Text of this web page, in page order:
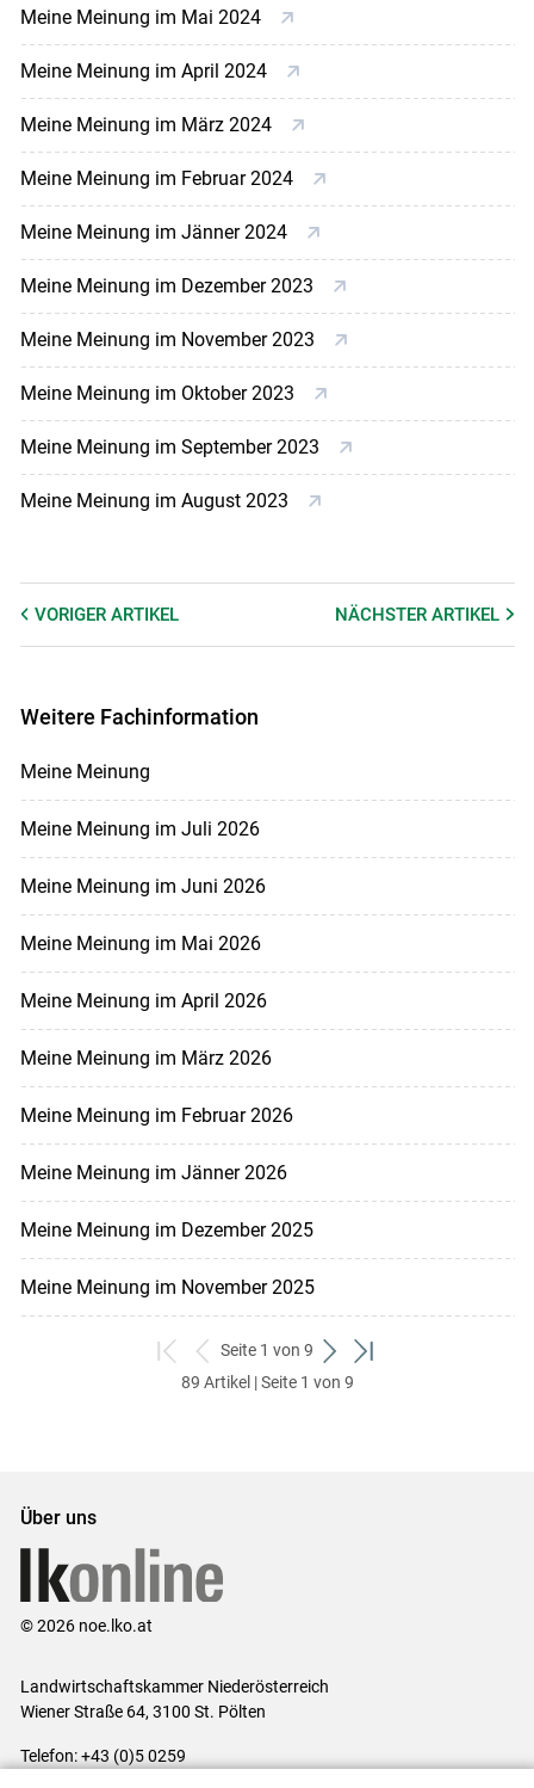
Meine Meinung im Mai 2024
Meine Meinung im April 2024
Meine Meinung im März 2024
Meine Meinung im Februar 2024
Meine Meinung im Jänner 2024
Meine Meinung im Dezember 2023
Meine Meinung im November 2023
Meine Meinung im Oktober 2023
Meine Meinung im September 2023
Meine Meinung im August 2023
VORIGER ARTIKEL NÄCHSTERARTIKEL
Weitere Fachinformation
Meine Meinung
Meine Meinung im Juli 2026
Meine Meinung im Juni 2026
Meine Meinung im Mai 2026
Meine Meinung im April 2026
Meine Meinung im März 2026
Meine Meinung im Februar 2026
Meine Meinung im Jänner 2026
Meine Meinung im Dezember 2025
Meine Meinung im November 2025
zum
ersten
zurück
zum
Seite 1 von 9
weiter
zum
zum
89 Artikel | Seite 1 von 9
Über uns
© 2026 noe.lko.at
Landwirtschaftskammer Niederösterreich
Wiener Straße 64, 3100 St. Pölten
Telefon: +43 (0)5 0259